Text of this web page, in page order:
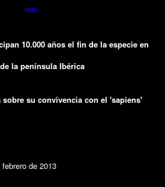
html
10.000 años el fin de la especie en
la península Ibérica
sobre su convivencia con el 'sapiens'
de 2013